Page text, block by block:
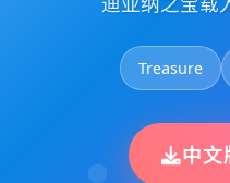
Treasure
中文